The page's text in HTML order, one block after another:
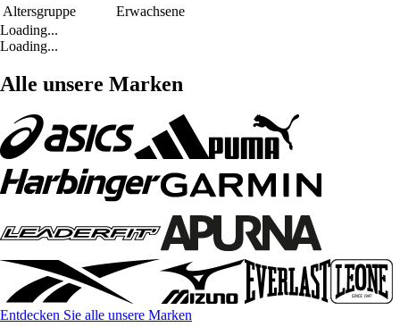
Altersgruppe
Erwachsene
Loading...
Loading...
Alle unsere Marken
Entdecken Sie alle unsere Marken